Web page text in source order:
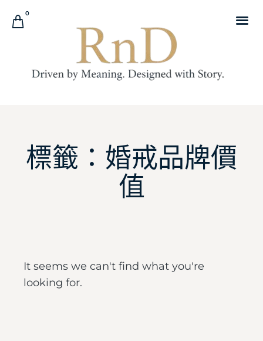
0
標籤：婚戒品牌價
值
It seems we can't find what you're
looking for.